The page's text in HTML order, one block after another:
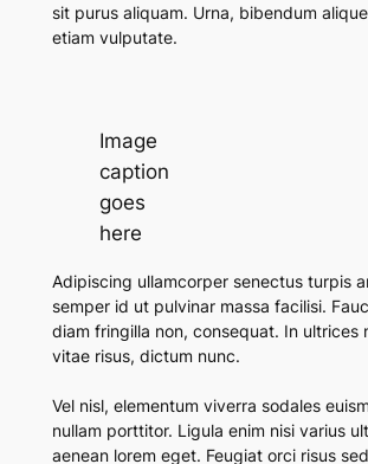
sit purus aliquam. Urna, bibendum
etiam vulputate.
Image
caption
goes
here
Adipiscing ullamcorper senectus turpis
semper id ut pulvinar massa facilisi.
diam fringilla non, consequat. In ultrices
vitae risus, dictum nunc.
Vel nisl, elementum viverra sodales
nullam porttitor. Ligula enim nisi varius
aenean lorem eget. Feugiat orci risus